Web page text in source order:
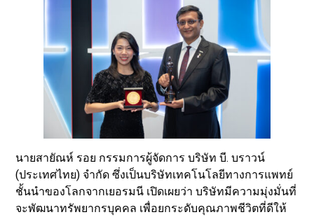
นายสายัณห์ รอย กรรมการผู้จัดการ บริษัท บี. บราวน์
(ประเทศไทย) จำกัด ซึ่งเป็นบริษัทเทคโนโลยีทางการแพทย์
ชั้นนำของโลกจากเยอรมนี เปิดเผยว่า บริษัทมีความมุ่งมั่นที่
จะพัฒนาทรัพยากรบุคคล เพื่อยกระดับคุณภาพชีวิตที่ดีให้